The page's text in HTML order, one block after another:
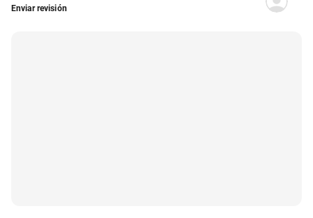
Enviar revisión